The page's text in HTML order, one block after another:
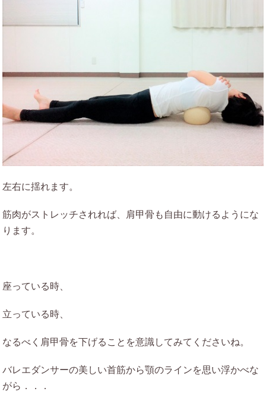
左右に揺れます。
筋肉がストレッチされれば、肩甲骨も自由に動けるようにな
ります。
座っている時、
立っている時、
なるべく肩甲骨を下げることを意識してみてくださいね。
バレエダンサーの美しい首筋から顎のラインを思い浮かべな
がら．．．